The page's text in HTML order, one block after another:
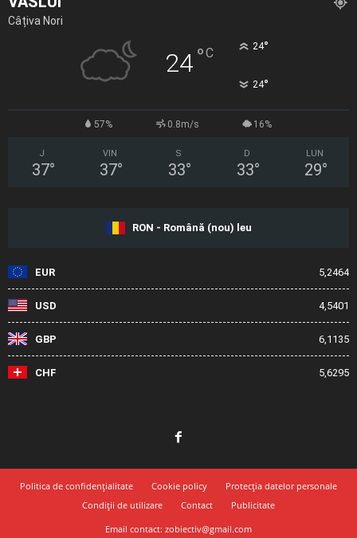
Câțiva Nori
24°C 24°
24°
57% 0.8m/s 16%
J
37°
VIN
37°
S
33°
D
33°
LUN
29°
RON - Română (nou) leu
EUR 5,2464
USD 4,5401
GBP 6,1135
CHF 5,6295
Politica de confidențialitate Cookie policy
Protecția datelor personale
Condiții de utilizare
Contact
Publicitate
Email contact: zobiectiv@gmail.com